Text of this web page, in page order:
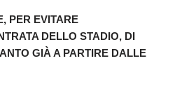
PER EVITARE
DELLO STADIO, DI
GIÀ A PARTIRE DALLE